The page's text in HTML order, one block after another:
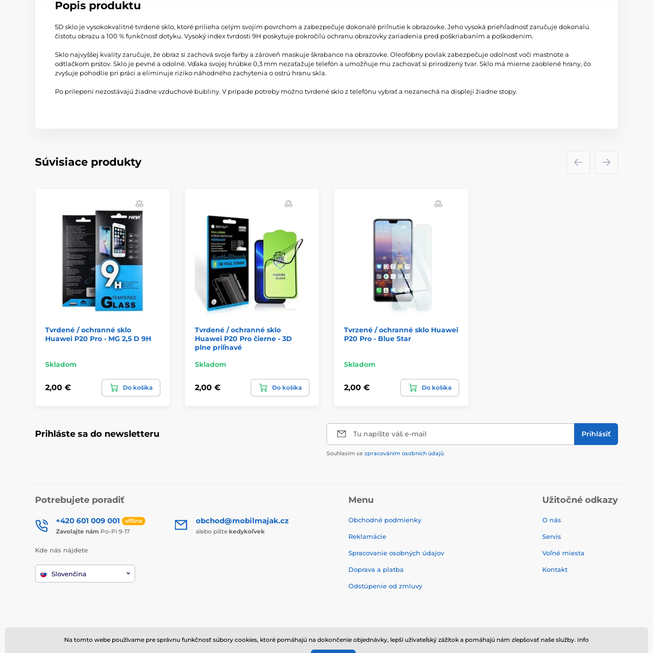
Popis produktu
5D sklo je vysokokvalitné tvrdené sklo, ktoré prilieha celým svojím povrchom a zabezpečuje dokonalé priľnutie k obrazovke. Jeho vysoká priehľadnosť zaručuje dokonalú
čistotu obrazu a 100 % funkčnosť dotyku. Vysoký index tvrdosti 9H poskytuje pokročilú ochranu obrazovky zariadenia pred poškriabaním a poškodením.
Sklo najvyššej kvality zaručuje, že obraz si zachová svoje farby a zároveň maskuje škrabance na obrazovke. Oleofóbny povlak zabezpečuje odolnosť voči mastnote a
odtlačkom prstov. Sklo je pevné a odolné. Vďaka svojej hrúbke 0,3 mm nezaťažuje telefón a umožňuje mu zachovať si prirodzený tvar. Sklo má mierne zaoblené hrany, čo
zvyšuje pohodlie pri práci a eliminuje riziko náhodného zachytenia o ostrú hranu skla.
Po prilepení nezostávajú žiadne vzduchové bubliny. V prípade potreby možno tvrdené sklo z telefónu vybrať a nezanechá na displeji žiadne stopy.
Súvisiace produkty
Tvrdené / ochranné sklo
Huawei P20 Pro - MG 2,5 D 9H
Skladom
2,00 € Do košíka
Tvrdené / ochranné sklo
Huawei P20 Pro čierne - 3D
plne priľnavé
Skladom
2,00 € Do košíka
Tvrzené / ochranné sklo Huawei
P20 Pro - Blue Star
Skladom
2,00 € Do košíka
Prihláste sa do newsletteru Tu napíšte váš e-mail Prihlásiť
Souhlasím se zpracováním osobních údajů.
Potrebujete poradiť
+420 601 009 001 offline
Zavolajte nám Po-Pi 9-17
obchod@mobilmajak.cz
alebo píšte kedykoľvek
Kde nás nájdete
Slovenčina
Menu
Obchodné podmienky
Reklamácie
Spracovanie osobných údajov
Doprava a platba
Odstúpenie od zmluvy
Užitočné odkazy
O nás
Servis
Voľné miesta
Kontakt
© 2026 www.mobilmajak.sk ⦁ E-shop vytvorilaSIMPLIA.cz
Na tomto webe používame pre správnu funkčnosť súbory cookies, ktoré pomáhajú na dokončenie objednávky, lepší užívateľský zážitok a pomáhajú nám zlepšovať naše služby. Info